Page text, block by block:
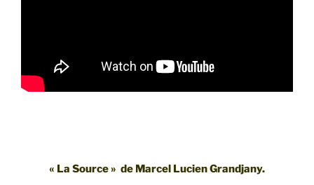
« La Source » de Marcel Lucien Grandjany.